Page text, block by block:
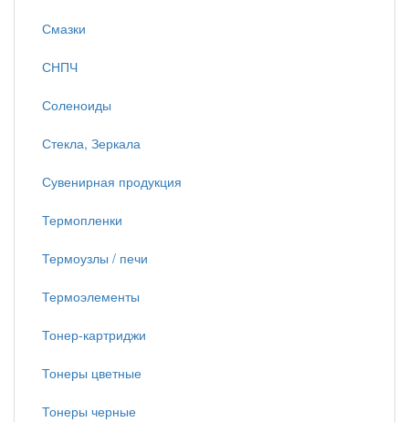
Смазки
СНПЧ
Соленоиды
Стекла, Зеркала
Сувенирная продукция
Термопленки
Термоузлы / печи
Термоэлементы
Тонер-картриджи
Тонеры цветные
Тонеры черные